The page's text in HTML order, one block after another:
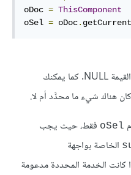
oDoc = ThisComponent
oSel = oDoc.
القيمة NULL. كما يمكنك
كان هناك شيء ما محدَّد أم لا.
oSel فقط، حيث يجب
الخاصة بواجهة
كانت الخدمة المحددة مدعومة